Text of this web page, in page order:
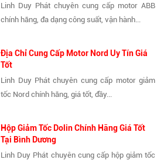
Linh Duy Phát chuyên cung cấp motor ABB
chính hãng, đa dạng công suất, vận hành...
Địa Chỉ Cung Cấp Motor Nord Uy Tín Giá
Tốt
Linh Duy Phát chuyên cung cấp motor giảm
tốc Nord chính hãng, giá tốt, đầy...
Hộp Giảm Tốc Dolin Chính Hãng Giá Tốt
Tại Bình Dương
Linh Duy Phát chuyên cung cấp hộp giảm tốc